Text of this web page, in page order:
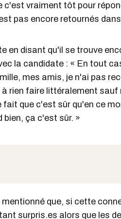
c'est vraiment tôt pour
pas encore retournés
en disant qu'il se trouve
la candidate : « En tout
mes amis, je n'ai pas
rien faire littéralement sauf
fait que c'est sûr qu'en ce
bien, ça c'est sûr. »
mentionné que, si cette
surpris.es alors que les